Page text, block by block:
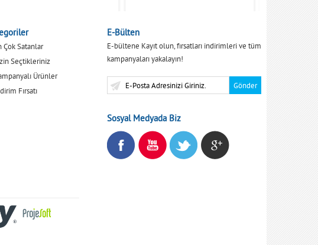
Çok Satanlar
Seçtikleriniz
Ürünler
Fırsatı
E-Bülten
E-bültene Kayıt olun, fırsatları indirimleri ve tüm
kampanyaları yakalayın!
Sosyal Medyada Biz